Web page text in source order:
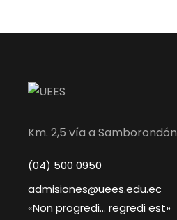
Km. 2,5 vía a Samborondón
(04) 500 0950
admisiones@uees.edu.ec
«Non progredi… regredi est»